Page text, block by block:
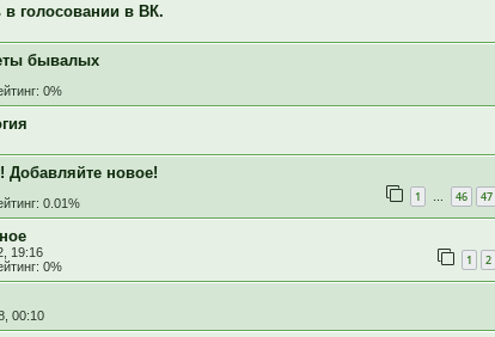
голосовании в ВК.
бывалых
0%
новое!
1 … 46 47
0.01%
19:16 1 2
0%
00:10